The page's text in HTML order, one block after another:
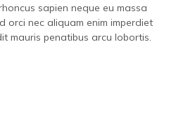
sapien neque eu massa
orci nec aliquam enim imperdiet
mauris penatibus arcu lobortis.